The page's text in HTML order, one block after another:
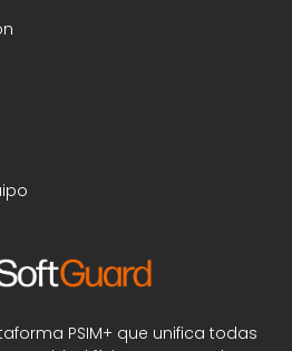
PSIM+ que unifica todas